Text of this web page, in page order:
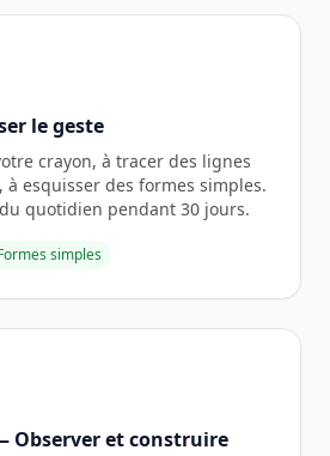
le geste
crayon, à tracer des lignes
esquisser des formes simples.
quotidien pendant 30 jours.
simples
et construire